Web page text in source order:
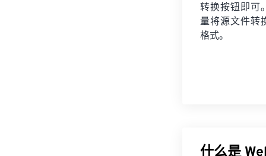
转换按钮即可
量将源文件转
格式。